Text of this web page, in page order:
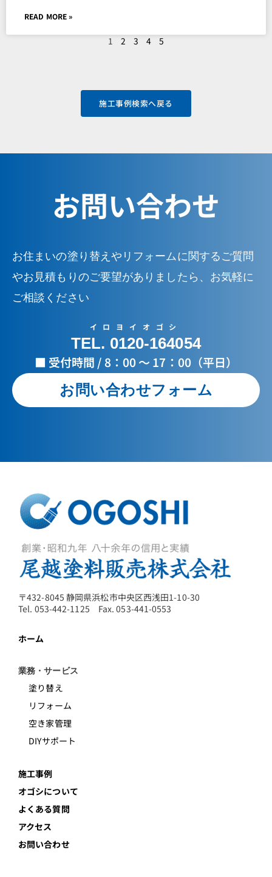
READ MORE »
1 2 3 4 5
施工事例検索へ戻る
お問い合わせ
お住まいの塗り替えやリフォームに関するご質問
やお見積もりのご要望がありましたら、お気軽に
ご相談ください
イロヨイオゴシ
TEL. 0120-164054
■ 受付時間 / 8：00 ～ 17：00（平日）
お問い合わせフォーム
〒432-8045 静岡県浜松市中央区西浅田1-10-30
Tel. 053-442-1125 Fax. 053-441-0553
ホーム
業務・サービス
塗り替え
リフォーム
空き家管理
DIYサポート
施工事例
オゴシについて
よくある質問
アクセス
お問い合わせ